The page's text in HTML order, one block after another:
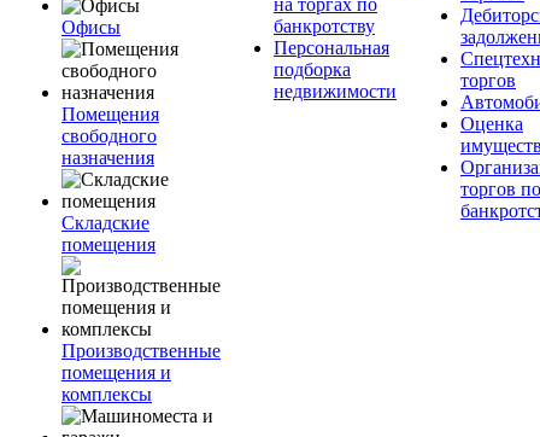
Офисы
Помещения
свободного
назначения
Складские
помещения
Производственные
помещения и
комплексы
на торгах по
банкротству
Персональная
подборка
недвижимости
торгов
Оценка
торгов по